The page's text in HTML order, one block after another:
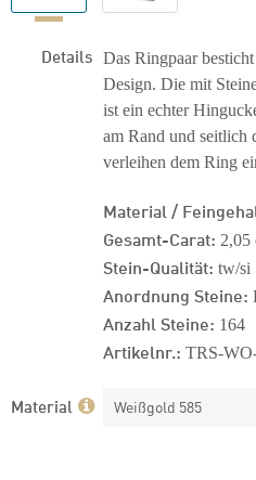
Details Das Ringpaar
Design. Die mit
ist ein echter
am Rand und seitlich
verleihen dem Ring
Material /
Gesamt-Carat: 2,05
Stein-Qualität: tw/si
Anordnung Steine:
Anzahl Steine: 164
Artikelnr.: TRS-
Material Weißgold 585